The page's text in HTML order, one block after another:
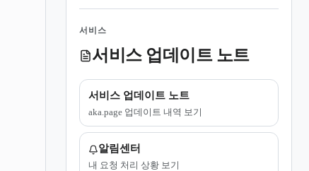
서비스
서비스 업데이트 노트
서비스 업데이트 노트
aka.page 업데이트 내역 보기
알림센터
내 요청 처리 상황 보기